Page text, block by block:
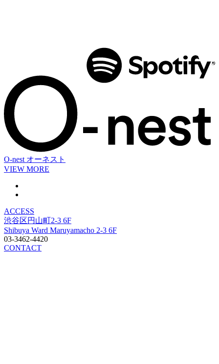
O-nest オーネスト
VIEW MORE
ACCESS
渋谷区円山町2-3 6F
Shibuya Ward Maruyamacho 2-3 6F
03-3462-4420
CONTACT